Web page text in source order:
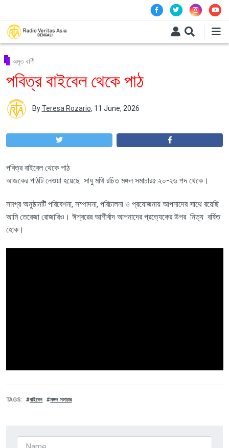
অমৃত বাণী
পবিত্র বাইবেল থেকে পাঠ
ByTeresa Rozario, 11 June, 2026
পবিত্র বাইবেল থেকে পাঠ
আজকের পাঠটি নেওয়া হয়েছে সাধু মথি রচিত মঙ্গল সমাচার৫:২০-২৬ পদ থেকে।
সমগ্র অনুষ্ঠানটি পরিবেশনা, সম্পাদনা, পরিচালনা ও প্রযোজনায় আপনাদের সাথে রয়েছি
আমি তেরেজা রোজারিও। ঈশ্বরের আশীর্বাদ আপনাদের প্রত্যেকের উপর নিত্য বর্ষিত
হোক।
TAGS বাইবেল মঙ্গল সমাচার